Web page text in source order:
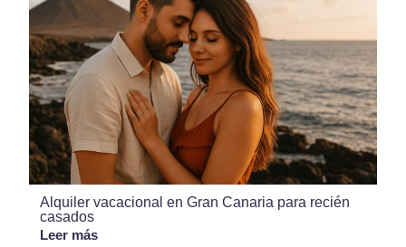
Alquiler vacacional en Gran Canaria para recién
casados
Leer más